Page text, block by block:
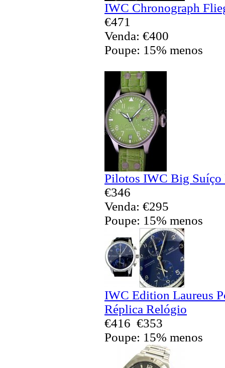
IWC Chronograph
€471
Venda: €400
Poupe: 15% menos
Pilotos IWC Big Suíço
€346
Venda: €295
Poupe: 15% menos
IWC Edition Laureus
Réplica Relógio
€416 €353
Poupe: 15% menos